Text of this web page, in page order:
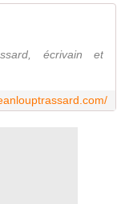
écrivain et